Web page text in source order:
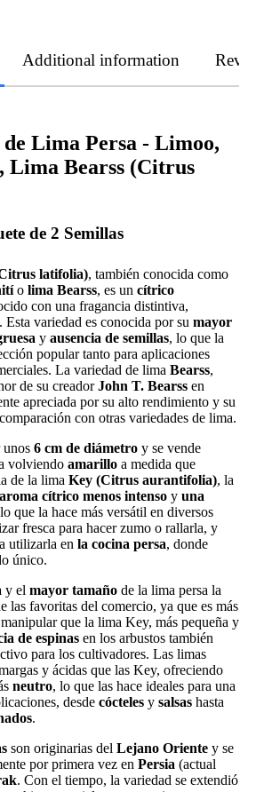
Additional information
Lima Persa - Limoo,
Lima Bearss (Citrus
de 2 Semillas
latifolia), también conocida como
o lima Bearss, es un cítrico
con una fragancia distintiva,
Esta variedad es conocida por su mayor
y ausencia de semillas, lo que la
popular tanto para aplicaciones
La variedad de lima Bearss,
de su creadorJohn T. Bearss en
apreciada por su alto rendimiento y su
con otras variedades de lima.
unos 6 cm de diámetro y se vende
volviendo amarillo a medida que
de la lima Key (Citrus aurantifolia), la
aroma cítrico menos intenso y una
que la hace más versátil en diversos
fresca para hacer zumo o rallarla, y
utilizarla en la cocina persa, donde
único.
y el mayor tamaño de la lima persa la
las favoritas del comercio, ya que es más
que la lima Key, más pequeña y
de espinas en los arbustos también
para los cultivadores. Las limas
y ácidas que las Key, ofreciendo
neutro, lo que las hace ideales para una
desde cócteles y salsas hasta
.
son originarias del Lejano Oriente y se
por primera vez en Persia (actual
. Con el tiempo, la variedad se extendió